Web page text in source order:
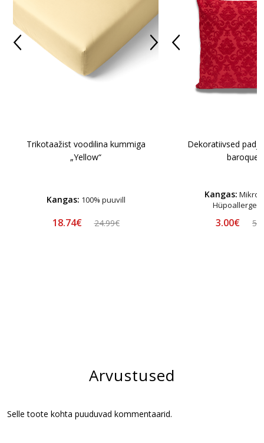
Trikotaažist voodilina kummiga
„Yellow“
Kangas: 100% puuvill
18.74€ 24.99€
Dekoratiivsed
baroque"
Kangas:
3.00€
Arvustused
Selle toote kohta puuduvad kommentaarid.